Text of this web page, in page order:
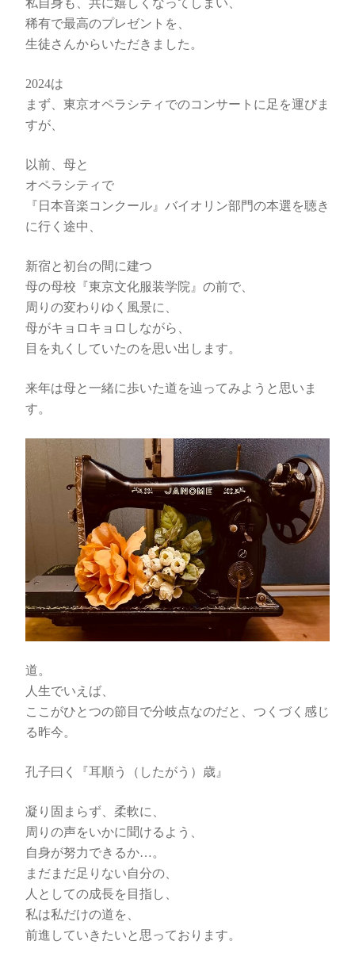
私自身も、共に嬉しくなってしまい、
稀有で最高のプレゼントを、
生徒さんからいただきました。
2024は
まず、東京オペラシティでのコンサートに足を運びま
すが、
以前、母と
オペラシティで
『日本音楽コンクール』バイオリン部門の本選を聴き
に行く途中、
新宿と初台の間に建つ
母の母校『東京文化服装学院』の前で、
周りの変わりゆく風景に、
母がキョロキョロしながら、
目を丸くしていたのを思い出します。
来年は母と一緒に歩いた道を辿ってみようと思いま
す。
道。
人生でいえば、
ここがひとつの節目で分岐点なのだと、つくづく感じ
る昨今。
孔子曰く『耳順う（したがう）歳』
凝り固まらず、柔軟に、
周りの声をいかに聞けるよう、
自身が努力できるか…。
まだまだ足りない自分の、
人としての成長を目指し、
私は私だけの道を、
前進していきたいと思っております。